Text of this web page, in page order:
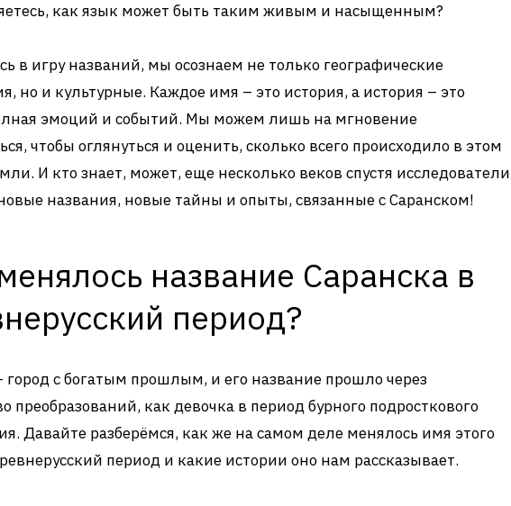
как язык может быть таким живым и насыщенным?
в игру названий, мы осознаем не только географические
но и культурные. Каждое имя – это история, а история – это
эмоций и событий. Мы можем лишь на мгновение
чтобы оглянуться и оценить, сколько всего происходило в этом
И кто знает, может, еще несколько веков спустя исследователи
названия, новые тайны и опыты, связанные с Саранском!
название Саранска в
период?
город с богатым прошлым, и его название прошло через
преобразований, как девочка в период бурного подросткового
Давайте разберёмся, как же на самом деле менялось имя этого
период и какие истории оно нам рассказывает.